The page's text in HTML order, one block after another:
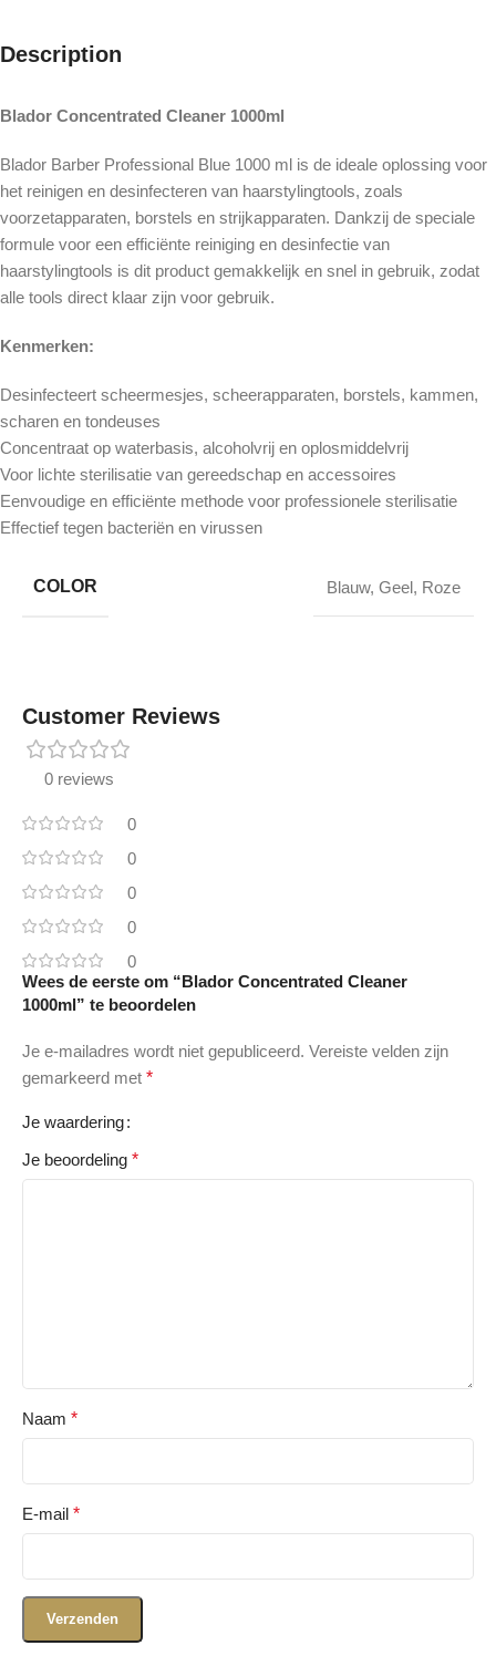
Description
Blador Concentrated Cleaner 1000ml
Blador Barber Professional Blue 1000 ml is de ideale oplossing voor
het reinigen en desinfecteren van haarstylingtools, zoals
voorzetapparaten, borstels en strijkapparaten. Dankzij de speciale
formule voor een efficiënte reiniging en desinfectie van
haarstylingtools is dit product gemakkelijk en snel in gebruik, zodat
alle tools direct klaar zijn voor gebruik.
Kenmerken:
Desinfecteert scheermesjes, scheerapparaten, borstels, kammen,
scharen en tondeuses
Concentraat op waterbasis, alcoholvrij en oplosmiddelvrij
Voor lichte sterilisatie van gereedschap en accessoires
Eenvoudige en efficiënte methode voor professionele sterilisatie
Effectief tegen bacteriën en virussen
COLOR Blauw, Geel, Roze
Customer Reviews
0 reviews
0
0
0
0
0
Wees de eerste om “Blador Concentrated Cleaner
1000ml” te beoordelen
Je e-mailadres wordt niet gepubliceerd. Vereiste velden zijn
gemarkeerd met *
Je waardering
Je beoordeling *
Naam *
E-mail *